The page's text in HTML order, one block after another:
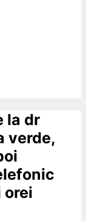
la dr
verde,
orei